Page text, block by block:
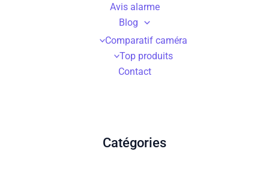
Avis alarme
Blog
Comparatif caméra
Top produits
Contact
Catégories